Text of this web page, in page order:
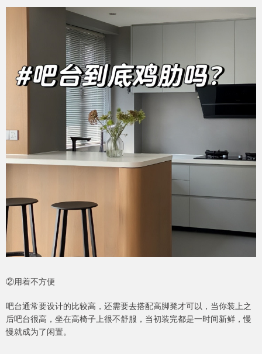
②用着不方便
吧台通常要设计的比较高，还需要去搭配高脚凳才可以，当你装上之
后吧台很高，坐在高椅子上很不舒服，当初装完都是一时间新鲜，慢
慢就成为了闲置。